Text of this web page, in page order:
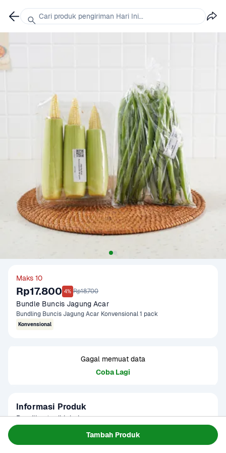
Tambah Produk
Maks 10
Rp17.800 4% Rp18.700
Bundle Buncis Jagung Acar
Bundling Buncis Jagung Acar Konvensional 1 pack
Konvensional
Gagal memuat data
Coba Lagi
Informasi Produk
Bundling terdiri dari:
Cari produk pengiriman Hari Ini...